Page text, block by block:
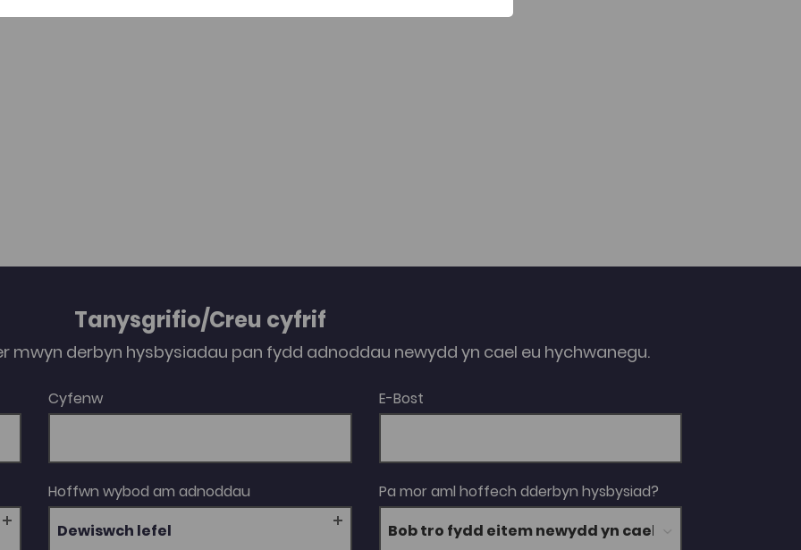
Tanysgrifio/Creu cyfrif
mwyn derbyn hysbysiadau pan fydd adnoddau newydd yn cael eu hychwanegu.
Cyfenw E-Bost
Hoffwn wybod am adnoddau
Dewiswch lefel
Pa mor aml hoffech dderbyn hysbysiad?